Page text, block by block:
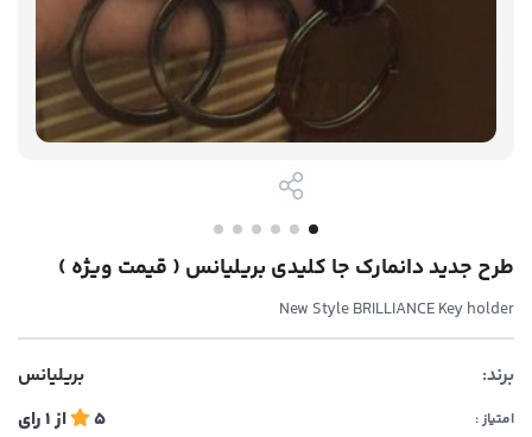
طرح جدید دانمارک جا کلیدی بریلیانس ( قیمت ویژه )
New Style BRILLIANCE Key holder
برند: بریلیانس
امتیاز : 5 از1رای